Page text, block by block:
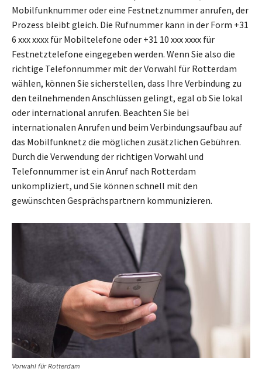
Mobilfunknummer oder eine Festnetznummer anrufen, der
Prozess bleibt gleich. Die Rufnummer kann in der Form +31
6 xxx xxxx für Mobiltelefone oder +31 10 xxx xxxx für
Festnetztelefone eingegeben werden. Wenn Sie also die
richtige Telefonnummer mit der Vorwahl für Rotterdam
wählen, können Sie sicherstellen, dass Ihre Verbindung zu
den teilnehmenden Anschlüssen gelingt, egal ob Sie lokal
oder international anrufen. Beachten Sie bei
internationalen Anrufen und beim Verbindungsaufbau auf
das Mobilfunknetz die möglichen zusätzlichen Gebühren.
Durch die Verwendung der richtigen Vorwahl und
Telefonnummer ist ein Anruf nach Rotterdam
unkompliziert, und Sie können schnell mit den
gewünschten Gesprächspartnern kommunizieren.
Vorwahl für Rotterdam